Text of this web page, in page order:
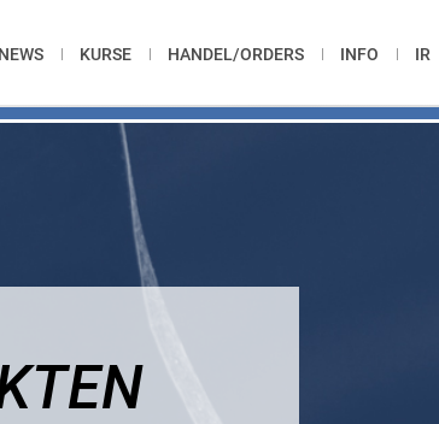
NEWS KURSE HANDEL/ORDERS INFO IR